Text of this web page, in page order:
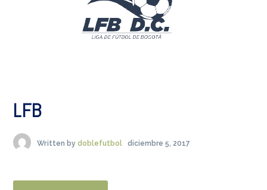
LFB
Written by doblefutbol diciembre 5, 2017